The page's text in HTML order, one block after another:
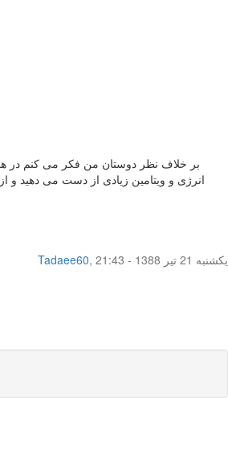
بر خلاف نظر دوستان من فکر می کنم در
انرژی و ویتامین زیادی از دست می دهید و
Tadaee60,
یکشنبه 21 تیر 1388 - 21:43